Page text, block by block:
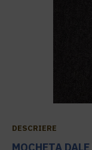
DESCRIERE